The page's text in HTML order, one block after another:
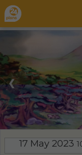
❮
17 May 2023